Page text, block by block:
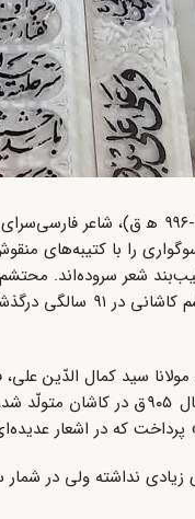
کمال‌الدین علی مُحْتَشَم
را با کتیبه‌های
شعر سروده‌اند.
کاشان دفن شد.
سید کمال الدّین
پرداخت که در اشعار
نداشته ولی در شمار